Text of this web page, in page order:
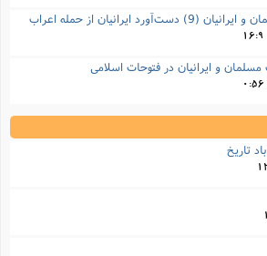
ایرانیان از حمله اعراب
و ایرانیان در فتوحات اسلامی
تاریخ